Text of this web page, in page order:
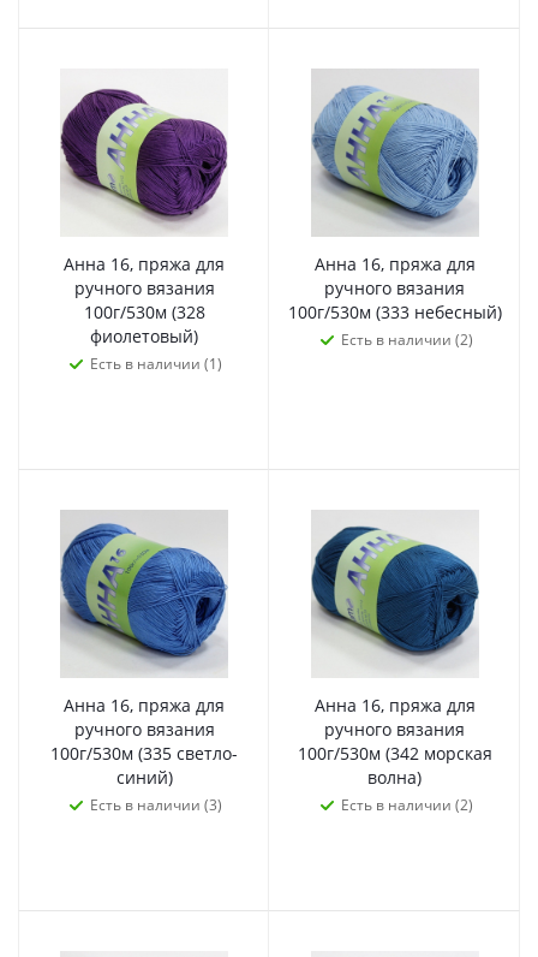
Анна 16, пряжа для
ручного вязания
100г/530м (328
фиолетовый)
Есть в наличии (1)
Анна 16, пряжа для
ручного вязания
100г/530м (333 небесный)
Есть в наличии (2)
Анна 16, пряжа для
ручного вязания
100г/530м (335 светло-
синий)
Есть в наличии (3)
Анна 16, пряжа для
ручного вязания
100г/530м (342 морская
волна)
Есть в наличии (2)